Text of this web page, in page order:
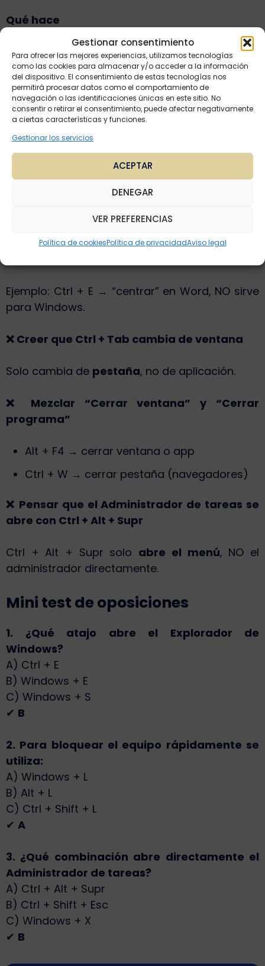
Gestionar consentimiento
Para ofrecer las mejores experiencias, utilizamos tecnologías
como las cookies para almacenar y/o acceder a la información
del dispositivo. El consentimiento de estas tecnologías nos
permitirá procesar datos como el comportamiento de
navegación o las identificaciones únicas en este sitio. No
consentir o retirar el consentimiento, puede afectar negativamente
a ciertas características y funciones.
Gestionar los servicios
ACEPTAR
DENEGAR
VER PREFERENCIAS
Política de cookiesPolítica de privacidadAviso legal
Qué hace
Win + Flecha izquierda → acopla la ventana
a la mitad izquierda
Win + Flecha derecha → acopla a la mitad
derecha
Win + Flecha arriba → maximizar
Muy útil para preguntas con pantallazos.
Trampas típicas del examen
Confundir atajos de Windows con atajos
Ejemplo: Ctrl + E → “centrar” en Word, NO sirve
para Windows.
❌ Creer que Ctrl + Tab cambia de ventana
Solo cambia de pestaña, no de aplicación.
❌
Mezclar “Cerrar ventana” y “Cerrar
programa”
Alt + F4 → cerrar ventana o app
Ctrl + W → cerrar pestaña (navegadores)
❌ Pensar que el Administrador de tareas se
abre con Ctrl + Alt + Supr
Ctrl + Alt + Supr solo abre el menú, NO el
administrador directamente.
Mini test de oposiciones
1. ¿Qué atajo abre el Explorador de
Windows?
A) Ctrl + E
B) Windows + E
C) Windows + S
✔ B
2. Para bloquear el equipo rápidamente se
utiliza:
A) Windows + L
B) Alt + L
C) Ctrl + Shift + L
✔ A
3. ¿Qué combinación abre directamente el
Administrador de tareas?
A) Ctrl + Alt + Supr
B) Ctrl + Shift + Esc
C) Windows + X
✔ B